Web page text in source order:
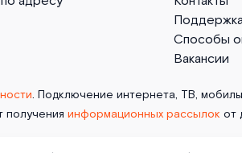
Способы
Вакансии
. Подключение интернета, ТВ,
получения информационных рассылок от